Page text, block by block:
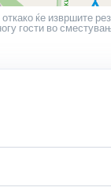
ќе извршите
гости во